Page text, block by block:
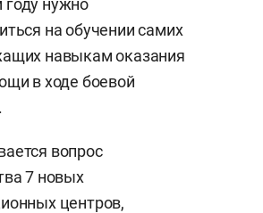
нужно
на обучении самих
навыкам оказания
в ходе боевой
вопрос
7 новых
центров,